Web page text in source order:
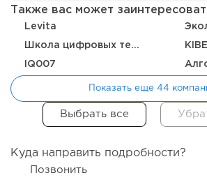
72
От стартапа за 30 тысяч рублей до
миллиарды:...
Также вас может
Levita
Школа цифровых технологий
IQ007
Показать еще 44
Куда направить подробности?
Позвонить